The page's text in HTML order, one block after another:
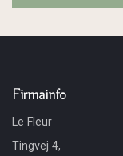
Firmainfo
Le Fleur
Tingvej 4,